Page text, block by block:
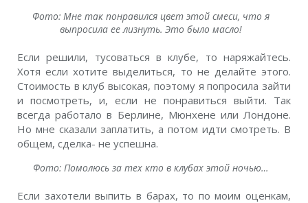
Фото: Мне так понравился цвет этой смеси, что я
выпросила ее лизнуть. Это было масло!
Если решили, тусоваться в клубе, то наряжайтесь.
Хотя если хотите выделиться, то не делайте этого.
Стоимость в клуб высокая, поэтому я попросила зайти
и посмотреть, и, если не понравиться выйти. Так
всегда работало в Берлине, Мюнхене или Лондоне.
Но мне сказали заплатить, а потом идти смотреть. В
общем, сделка- не успешна.
Фото: Помолюсь за тех кто в клубах этой ночью…
Если захотели выпить в барах, то по моим оценкам,